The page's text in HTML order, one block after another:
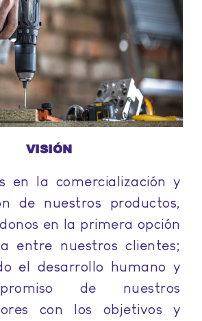
VISIÓN
en la comercialización y
de nuestros productos,
en la primera opción
entre nuestros clientes;
el desarrollo humano y
de nuestros
con los objetivos y